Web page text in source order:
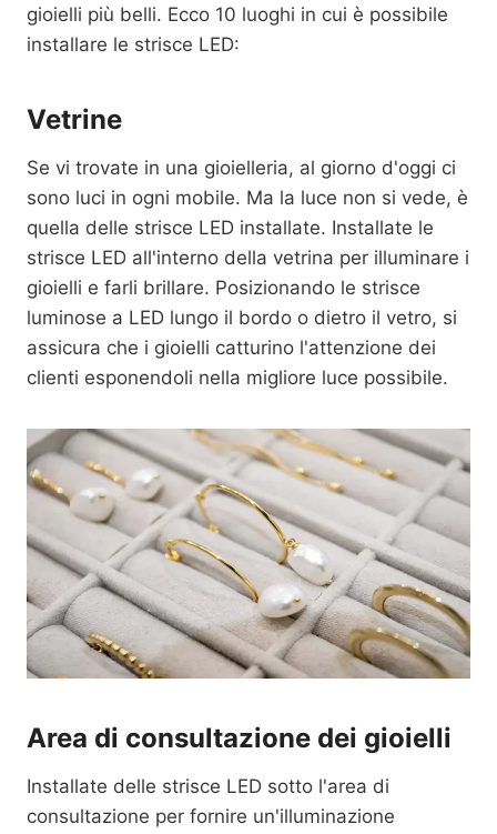
gioielli più belli. Ecco 10 luoghi in cui è possibile
installare le strisce LED:
Vetrine
Se vi trovate in una gioielleria, al giorno d'oggi ci
sono luci in ogni mobile. Ma la luce non si vede, è
quella delle strisce LED installate. Installate le
strisce LED all'interno della vetrina per illuminare i
gioielli e farli brillare. Posizionando le strisce
luminose a LED lungo il bordo o dietro il vetro, si
assicura che i gioielli catturino l'attenzione dei
clienti esponendoli nella migliore luce possibile.
Area di consultazione dei gioielli
Installate delle strisce LED sotto l'area di
consultazione per fornire un'illuminazione